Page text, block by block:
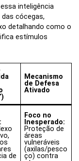
inteligência
cócegas,
detalhando como o
estímulos
Mecanismo
de Defesa
Ativado
de
Foco no
Inesperado:
Proteção de
áreas
vulneráveis
(axilas/pesco
ço) contra